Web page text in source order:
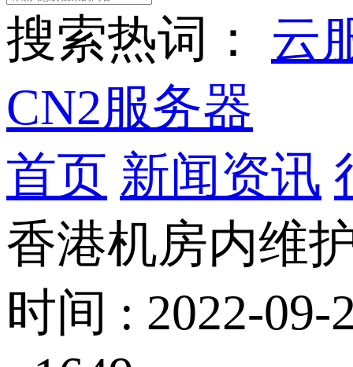
搜索热词： 云
CN2服务器
首页 新闻资讯
香港机房内维
时间 : 2022-09-